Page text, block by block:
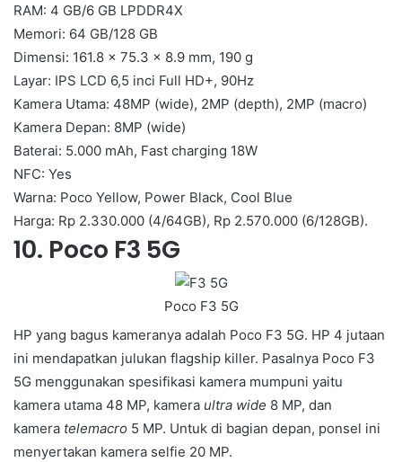
RAM: 4 GB/6 GB LPDDR4X
Memori: 64 GB/128 GB
Dimensi: 161.8 x 75.3 x 8.9 mm, 190 g
Layar: IPS LCD 6,5 inci Full HD+, 90Hz
Kamera Utama: 48MP (wide), 2MP (depth), 2MP (macro)
Kamera Depan: 8MP (wide)
Baterai: 5.000 mAh, Fast charging 18W
NFC: Yes
Warna: Poco Yellow, Power Black, Cool Blue
Harga: Rp 2.330.000 (4/64GB), Rp 2.570.000 (6/128GB).
10. Poco F3 5G
Poco F3 5G
HP yang bagus kameranya adalah Poco F3 5G. HP 4 jutaan
ini mendapatkan julukan flagship killer. Pasalnya Poco F3
5G menggunakan spesifikasi kamera mumpuni yaitu
kamera utama 48 MP, kamera ultra wide 8 MP, dan
kamera telemacro 5 MP. Untuk di bagian depan, ponsel ini
menyertakan kamera selfie 20 MP.